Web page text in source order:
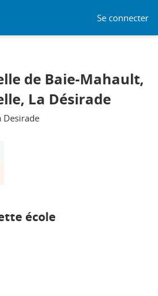
Se connecter
de Baie-Mahault,
La Désirade
Desirade
école